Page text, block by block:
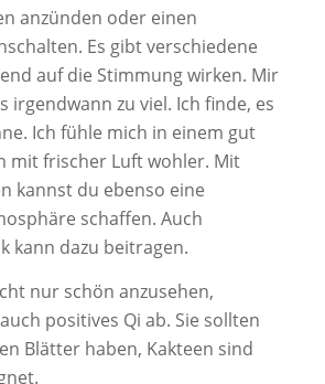
anzünden oder einen
Es gibt verschiedene
auf die Stimmung wirken. Mir
irgendwann zu viel. Ich finde, es
Ich fühle mich in einem gut
mit frischer Luft wohler. Mit
kannst du ebenso eine
schaffen. Auch
kann dazu beitragen.
nur schön anzusehen,
positives Qi ab. Sie sollten
Blätter haben, Kakteen sind